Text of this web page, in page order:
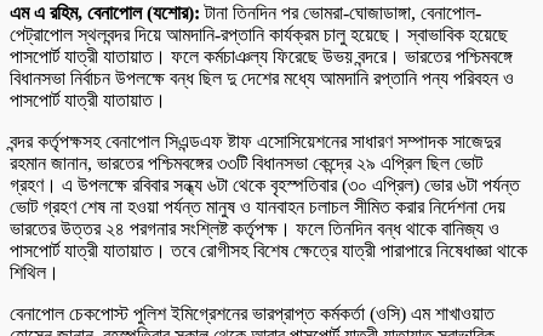
এম এ রহিম, বেনাপোল (যশোর): টানা তিনদিন পর ভোমরা-ঘোজাডাঙ্গা, বেনাপোল-
পেট্রাপোল স্থলবন্দর দিয়ে আমদানি-রপ্তানি কার্যক্রম চালু হয়েছে। স্বাভাবিক হয়েছে
পাসপোর্ট যাত্রী যাতায়াত। ফলে কর্মচাঞল্য ফিরেছে উভয় বন্দরে। ভারতের পশ্চিমবঙ্গে
বিধানসভা নির্বাচন উপলক্ষে বন্ধ ছিল দু দেশের মধ্যে আমদানি রপ্তানি পন্য পরিবহন ও
পাসপোর্ট যাত্রী যাতায়াত।
বন্দর কর্তৃপক্ষসহ বেনাপোল সিএন্ডএফ ষ্টাফ এসোসিয়েশনের সাধারণ সম্পাদক সাজেদুর
রহমান জানান, ভারতের পশ্চিমবঙ্গের ৩৩টি বিধানসভা কেন্দ্রে ২৯ এপ্রিল ছিল ভোট
গ্রহণ। এ উপলক্ষে রবিবার সন্ধ্য ৬টা থেকে বৃহস্পতিবার (৩০ এপ্রিল) ভোর ৬টা পর্যন্ত
ভোট গ্রহণ শেষ না হওয়া পর্যন্ত মানুষ ও যানবাহন চলাচল সীমিত করার নির্দেশনা দেয়
ভারতের উত্তর ২৪ পরগনার সংশ্লিষ্ট কর্তৃপক্ষ। ফলে তিনদিন বন্ধ থাকে বানিজ্য ও
পাসপোর্ট যাত্রী যাতায়াত। তবে রোগীসহ বিশেষ ক্ষেত্রে যাত্রী পারাপারে নিষেধাজ্ঞা থাকে
শিথিল।
বেনাপোল চেকপোস্ট পুলিশ ইমিগ্রেশনের ভারপ্রাপ্ত কর্মকর্তা (ওসি) এম শাখাওয়াত